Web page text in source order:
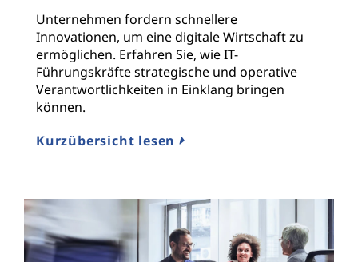
Unternehmen fordern schnellere
Innovationen, um eine digitale Wirtschaft zu
ermöglichen. Erfahren Sie, wie IT-
Führungskräfte strategische und operative
Verantwortlichkeiten in Einklang bringen
können.
Kurzübersicht lesen